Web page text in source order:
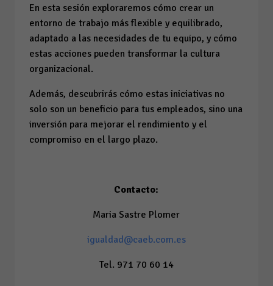
En esta sesión exploraremos cómo crear un
entorno de trabajo más flexible y equilibrado,
adaptado a las necesidades de tu equipo, y cómo
estas acciones pueden transformar la cultura
organizacional.
Además, descubrirás cómo estas iniciativas no
solo son un beneficio para tus empleados, sino una
inversión para mejorar el rendimiento y el
compromiso en el largo plazo.
Contacto:
Maria Sastre Plomer
igualdad@caeb.com.es
Tel. 971 70 60 14